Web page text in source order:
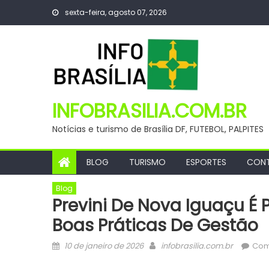
sexta-feira, agosto 07, 2026
INFOBRASILIA.COM.BR
Notícias e turismo de Brasília DF, FUTEBOL, PALPITES
BLOG TURISMO ESPORTES
Blog
Previni De Nova Iguaçu
Boas Práticas De Gestão
Posted
10 de janeiro de 2026 Author
infobrasilia.com.br